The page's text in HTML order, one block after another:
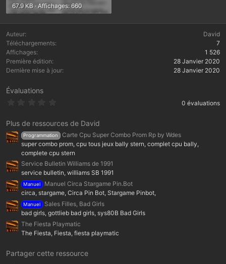
67.9 KB · Affichages: 660
Auteur
David
Téléchargements
7
Affichages
1 526
Première édition
28 Janvier 2020
Dernière mise à jour
28 Janvier 2020
Évaluations
0
é
t
o
i
l
e
(
)
0 évaluations
Plus de ressources de David
Programmation
Carte Cpu Super Combo Prom Rp by Wdes
super combo prom, cpu tous jeux bally stern, complet cpu bally,
complete cpu stern
Service Bulletin Williams de 1991
service bulletin, williams SB 1991
Manuel
Manuel Circa Stargame Pin.Bot
circa, stargame, Circa Pin Bot, Stargame Pinbot,
Manuel
Sales Filles, Bad Girls
bad girls, gottlieb bad girls, sys80B Bad Girls
The Fiesta Playmatic
The Fiesta, Fiesta, fiesta playmatic
Partager cette ressource